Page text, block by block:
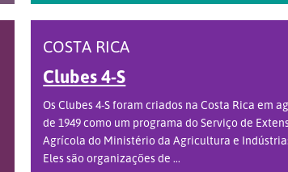
COSTA RICA
Clubes 4-S
Os Clubes 4-S foram criados na Costa Rica em
de 1949 como um programa do Serviço de
Agrícola do Ministério da Agricultura e
Eles são organizações de ...